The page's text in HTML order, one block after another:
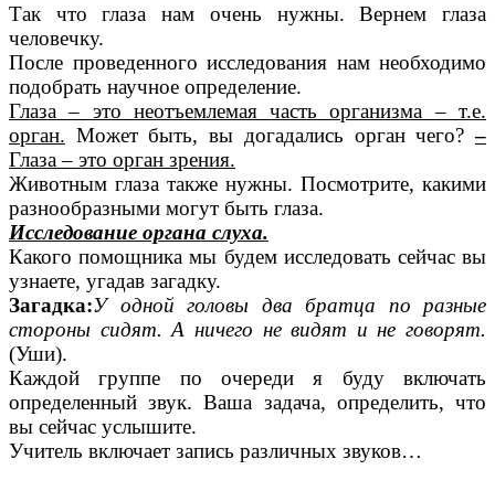
Так что глаза нам очень нужны. Вернем глаза
человечку.
После проведенного исследования нам необходимо
подобрать научное определение.
Глаза – это неотъемлемая часть организма – т.е.
орган. Может быть, вы догадались орган чего?–
Глаза – это орган зрения.
Животным глаза также нужны. Посмотрите, какими
разнообразными могут быть глаза.
Исследование органа слуха.
Какого помощника мы будем исследовать сейчас вы
узнаете, угадав загадку.
Загадка:У одной головы два братца по разные
стороны сидят. А ничего не видят и не говорят.
(Уши).
Каждой группе по очереди я буду включать
определенный звук. Ваша задача, определить, что
вы сейчас услышите.
Учитель включает запись различных звуков…